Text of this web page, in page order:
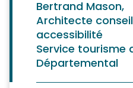
Bertrand Mason,
Architecte
accessibilité
Service tourisme
Départemental